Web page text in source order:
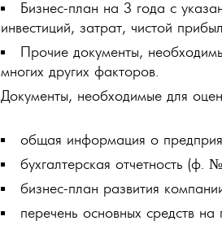
Бизнес-план на 3 года с
инвестиций, затрат, чистой
Прочие документы,
многих других факторов.
Документы, необходимые для
общая информация о
бухгалтерская отчетность (ф.
бизнес-план развития
перечень основных средств